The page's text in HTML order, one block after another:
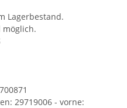
Lagerbestand.
möglich.
29719006 - vorne: